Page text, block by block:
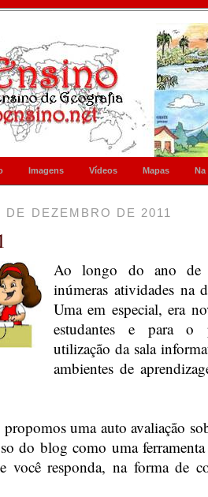
Imagens Vídeos Mapas Na
DEZEMBRO DE 2011
Ao longo do ano de
inúmeras atividades na
Uma em especial, era
estudantes e para o
utilização da sala
ambientes de
uma auto avaliação
do blog como uma ferramenta
você responda, na forma de